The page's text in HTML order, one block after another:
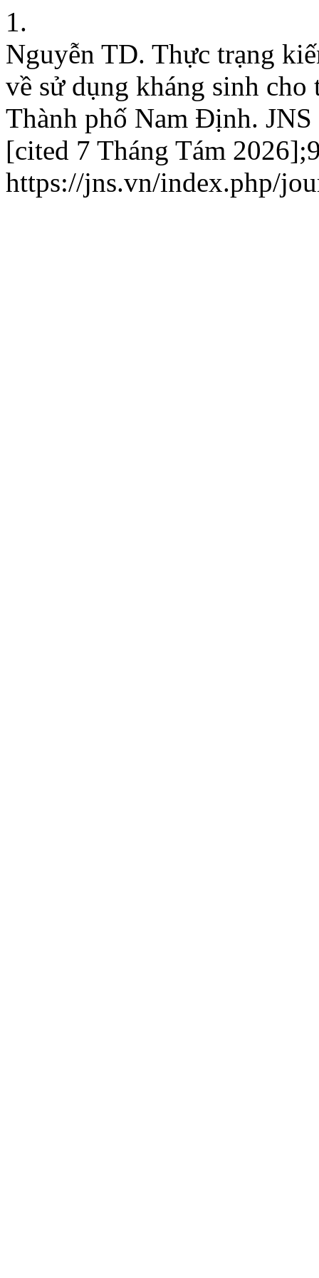
1.
Nguyễn TD. Thực trạng
về sử dụng kháng sinh
Thành phố Nam Định.
[cited 7 Tháng Tám
https://jns.vn/index.php/